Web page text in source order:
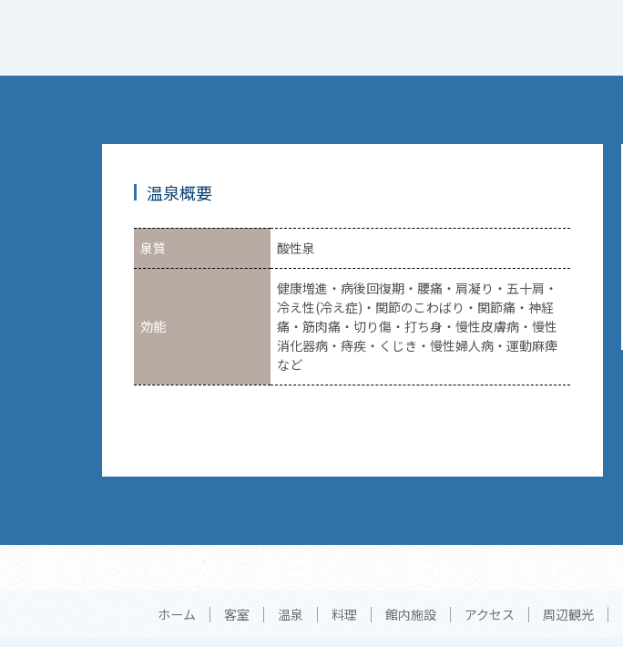
温泉概要
泉質 酸性泉
効能
健康増進・病後回復期・腰痛・肩凝り・五十肩・
冷え性(冷え症)・関節のこわばり・関節痛・神経
痛・筋肉痛・切り傷・打ち身・慢性皮膚病・慢性
消化器病・痔疾・くじき・慢性婦人病・運動麻痺
など
ホーム 客室 温泉 料理 館内施設 アクセス 周辺観光